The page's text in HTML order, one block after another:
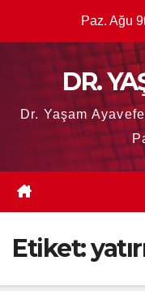
Paz. Ağu
DR.
Dr. Yaşam
Etiket: